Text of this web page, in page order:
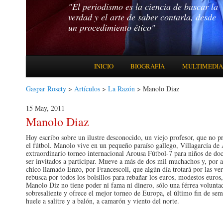
"El periodismo es la ciencia de buscar la
verdad y el arte de saber contarla, desde
un procedimiento ético"
IR AL CONTENIDO PRINCIPAL
IR AL CONTENIDO SECUNDARIO
INICIO BIOGRAFÍA MULTIMEDIA
Gaspar Rosety > Artículos > La Razón > Manolo Diaz
15 May, 2011
Manolo Diaz
Hoy escribo sobre un ilustre desconocido, un viejo profesor, que no
el fútbol. Manolo vive en un pequeño paraíso gallego, Villagarcía de
extraordinario torneo internacional Arousa Fútbol-7 para niños de
ser invitados a participar. Mueve a más de dos mil muchachos y,
chico llamado Enzo, por Francescoli, que algún día trotará por las
rebusca por todos los bolsillos para rebañar los euros, modestos
Manolo Diz no tiene poder ni fama ni dinero, sólo una férrea
sobresaliente y ofrece el mejor torneo de Europa, el último fin de
huele a salitre y a balón, a camarón y viento del norte.